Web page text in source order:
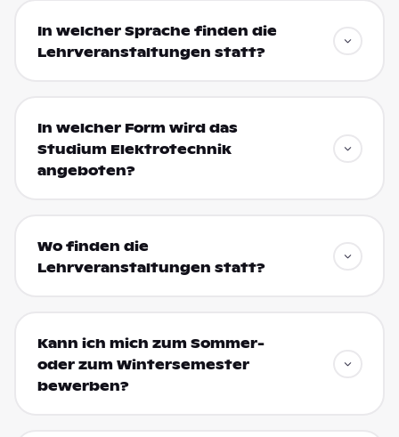
In welcher Sprache finden die
Lehrveranstaltungen statt?
In welcher Form wird das
Studium Elektrotechnik
angeboten?
Wo finden die
Lehrveranstaltungen statt?
Kann ich mich zum Sommer-
oder zum Wintersemester
bewerben?